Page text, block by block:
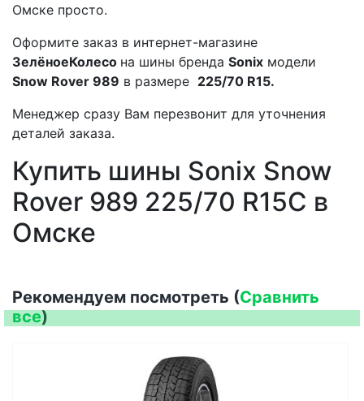
Омске просто.
Оформите заказ в интернет-магазине
ЗелёноеКолесо на шины бренда Sonix модели
Snow Rover 989 в размере 225/70 R15.
Менеджер сразу Вам перезвонит для уточнения
деталей заказа.
Купить шины Sonix Snow
Rover 989 225/70 R15C в
Омске
Рекомендуем посмотреть (Сравнить
все)